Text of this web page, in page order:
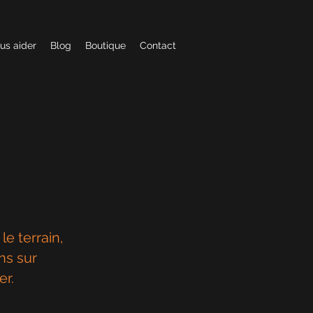
aider Blog Boutique Contact
terrain,
sur